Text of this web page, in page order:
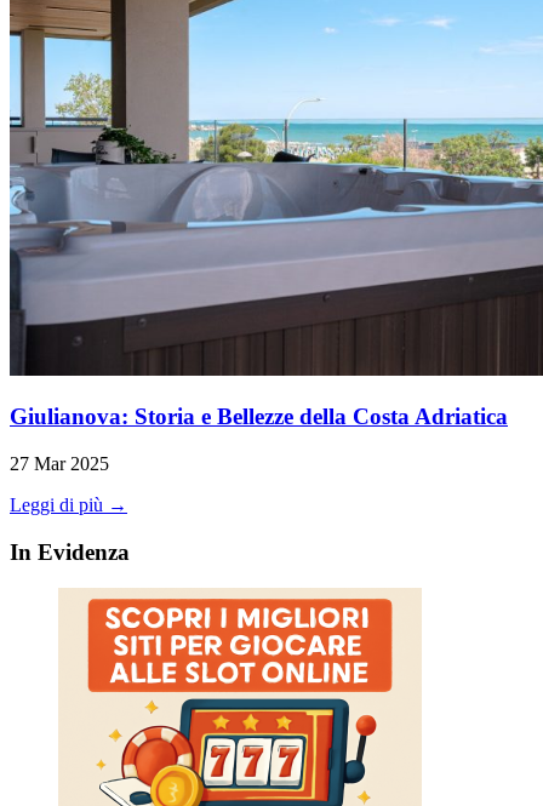
Giulianova: Storia e Bellezze della Costa Adriatica
27 Mar 2025
Leggi di più →
In Evidenza